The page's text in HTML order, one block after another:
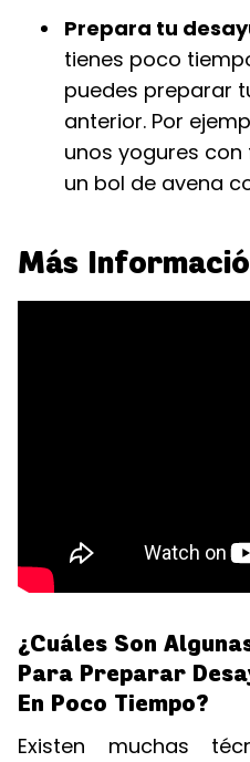
Prepara tu
tienes poco
puedes preparar
anterior. Por
unos yogures
un bol de avena
Más
¿Cuáles Son
Para Preparar
En Poco Tiempo?
Existen muchas